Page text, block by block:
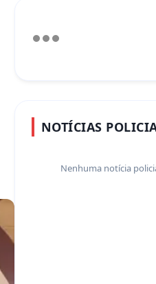
NOTÍCIAS
Nenhuma notícia